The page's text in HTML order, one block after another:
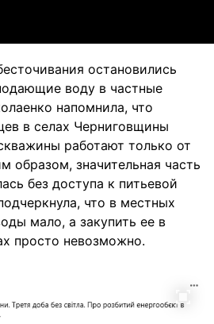
остановились
воду в частные
напомнила, что
в селах Черниговщины
работают только от
образом, значительная часть
без доступа к питьевой
что в местных
мало, а закупить ее в
просто невозможно.